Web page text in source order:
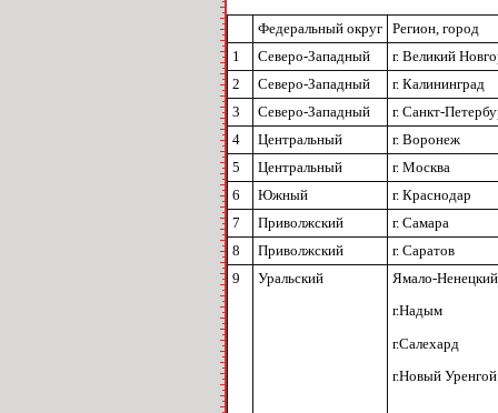
Федеральный округ Регион, город
1
Северо-Западный
г. Великий
2
Северо-Западный
г. Калининград
3
Северо-Западный
г. Санкт-
4
Центральный
г. Воронеж
5
Центральный
г. Москва
6
Южный
г. Краснодар
7
Приволжский
г. Самара
8
Приволжский
г. Саратов
9
Уральский
Ямало-
г.Надым
г.Салехард
г.Новый Уренгой